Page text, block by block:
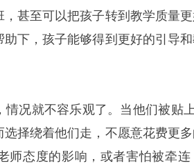
甚至可以把孩子转到教学质量
下，孩子能够得到更好的引导
况就不容乐观了。当他们被贴
择绕着他们走，不愿意花费更
师态度的影响，或者害怕被牵